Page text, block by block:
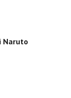
Naruto